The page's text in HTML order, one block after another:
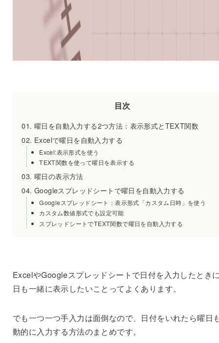
目次
曜日を自動入力する2つ方法：表示形式とTEXT関数
Excelで曜日を自動入力する
Excel:表示形式を使う
TEXT関数を使って曜日を表示する
曜日の表示方法
Googleスプレッドシートで曜日を自動入力する
Googleスプレッドシート：表示形式「カスタム日時」を使う
カスタム数値形式でも設定可能
スプレッドシートでTEXT関数で曜日を自動入力する
ExcelやGoogleスプレッドシートで日付を入力したとき
日も一緒に表示したいことってよくあります。
でも一つ一つ手入力は面倒なので、日付をいれたら曜日
動的に入力する方法のまとめです。